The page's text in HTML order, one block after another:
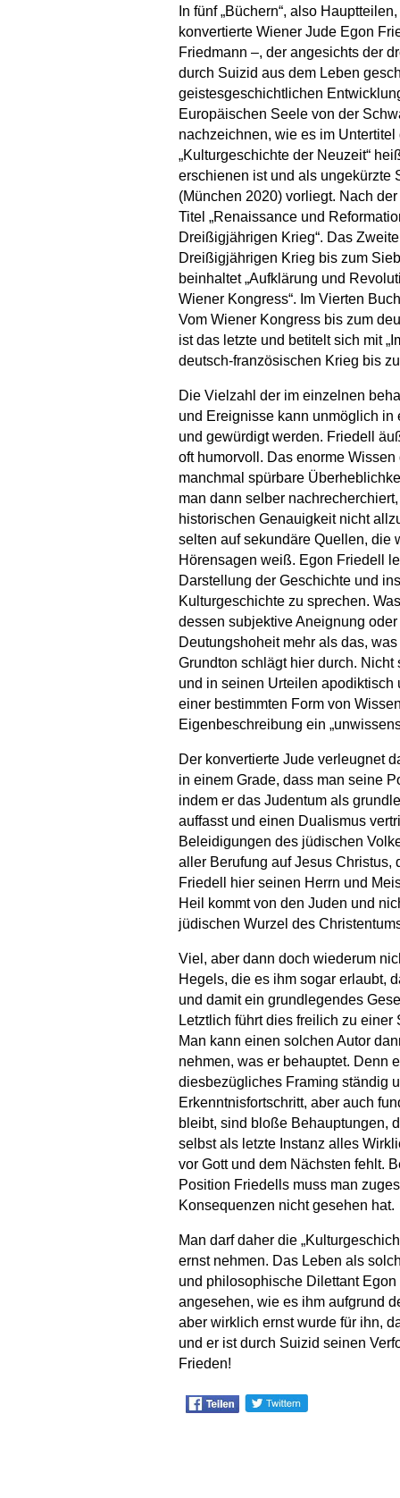
In fünf „Büchern“, also
konvertierte Wiener Jude Egon
Friedmann –, der angesichts der
durch Suizid aus dem Leben
geistesgeschichtlichen
Europäischen Seele von der
nachzeichnen, wie es im
„Kulturgeschichte der Neuzeit“
erschienen ist und als ungekürzte
(München 2020) vorliegt. Nach
Titel „Renaissance und
Dreißigjährigen Krieg“. Das
Dreißigjährigen Krieg bis zum
beinhaltet „Aufklärung und
Wiener Kongress“. Im Vierten
Vom Wiener Kongress bis zum
ist das letzte und betitelt sich mit
deutsch-französischen Krieg bis
Die Vielzahl der im einzelnen
und Ereignisse kann unmöglich
und gewürdigt werden. Friedell
oft humorvoll. Das enorme
manchmal spürbare
man dann selber
historischen Genauigkeit nicht
selten auf sekundäre Quellen, die
Hörensagen weiß. Egon Friedell
Darstellung der Geschichte und
Kulturgeschichte zu sprechen.
dessen subjektive Aneignung
Deutungshoheit mehr als das,
Grundton schlägt hier durch.
und in seinen Urteilen apodiktisch
einer bestimmten Form von
Eigenbeschreibung ein
Der konvertierte Jude verleugnet
in einem Grade, dass man seine
indem er das Judentum als
auffasst und einen Dualismus
Beleidigungen des jüdischen
aller Berufung auf Jesus Christus,
Friedell hier seinen Herrn und
Heil kommt von den Juden und
jüdischen Wurzel des
Viel, aber dann doch wiederum
Hegels, die es ihm sogar erlaubt,
und damit ein grundlegendes
Letztlich führt dies freilich zu
Man kann einen solchen Autor
nehmen, was er behauptet. Denn
diesbezügliches Framing ständig
Erkenntnisfortschritt, aber auch
bleibt, sind bloße Behauptungen,
selbst als letzte Instanz alles
vor Gott und dem Nächsten fehlt.
Position Friedells muss man
Konsequenzen nicht gesehen hat.
Man darf daher die
ernst nehmen. Das Leben als
und philosophische Dilettant
angesehen, wie es ihm aufgrund
aber wirklich ernst wurde für ihn,
und er ist durch Suizid seinen
Frieden!